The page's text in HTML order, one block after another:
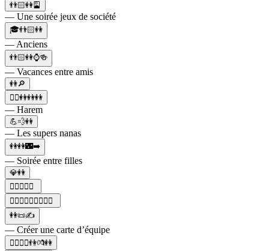
👬🏻👭🎴
— Une soirée jeux de société
🎓👬🏻👭
— Anciens
👬🏻👭⌚🍻
— Vacances entre amis
👭🔎
👳‍♂️👭👭👭
— Harem
💪💨👭
— Les supers nanas
👭👭🌃➡️
— Soirée entre filles
💎👭
🏳️‍🌈✊🏽👭
🏳️‍🌈👩‍❤️‍👩👨‍❤️‍👨👭
👭📜✍️
— Créer une carte d’équipe
🚶‍♀️🚶‍♂️👫💏👭